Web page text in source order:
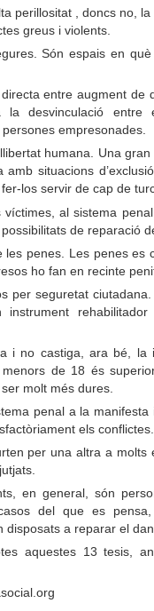
perillositat , doncs no,
greus i violents.
Són espais en
entre augment de
desvinculació entre
persones empresonades.
humana. Una
situacions
los servir de cap de
al sistema
de reparació
penes. Les penes es
ho fan en recinte
per seguretat
rehabilitador
i no castiga, ara bé, la
de 18 és
molt més dures.
penal a la manifesta
els conflictes.
per una altra a molts
en general, són
del que es
disposats a reparar el
aquestes 13 tesis,